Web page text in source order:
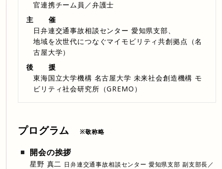
官連携チーム員／弁護士
主 催
日弁連交通事故相談センター 愛知県支部、
地域を次世代につなぐマイモビリティ共創拠点（名
古屋大学）
後 援
東海国立大学機構 名古屋大学 未来社会創造機構 モ
ビリティ社会研究所（GREMO）
プログラム※敬称略
開会の挨拶
星野 真二 日弁連交通事故相談センター 愛知県支部 副支部長／